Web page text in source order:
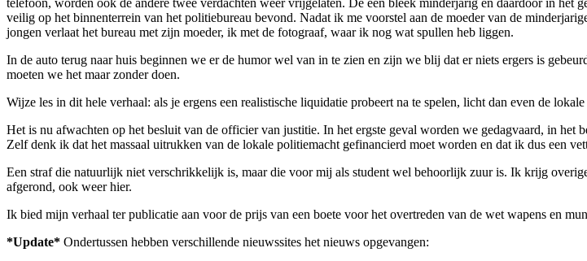
veilig op het binnenterrein van het politiebureau bevond. Nadat ik me voorstel aan de moeder van de
jongen verlaat het bureau met zijn moeder, ik met de fotograaf, waar ik nog wat spullen heb liggen.
In de auto terug naar huis beginnen we er de humor wel van in te zien en zijn we blij dat er niets ergers is
moeten we het maar zonder doen.
Wijze les in dit hele verhaal: als je ergens een realistische liquidatie probeert na te spelen, licht dan even de
Het is nu afwachten op het besluit van de officier van justitie. In het ergste geval worden we gedagvaard, in
Zelf denk ik dat het massaal uitrukken van de lokale politiemacht gefinancierd moet worden en dat ik dus een
Een straf die natuurlijk niet verschrikkelijk is, maar die voor mij als student wel behoorlijk zuur is. Ik krijg
afgerond, ook weer hier.
Ik bied mijn verhaal ter publicatie aan voor de prijs van een boete voor het overtreden van de wet wapens en
*Update* Ondertussen hebben verschillende nieuwssites het nieuws opgevangen: